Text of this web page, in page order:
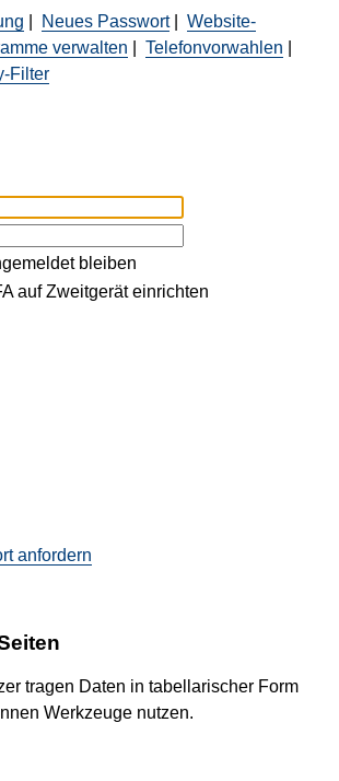
Neues Passwort| Website-
verwalten Telefonvorwahlen
Filter
bleiben
auf Zweitgerät einrichten
anfordern
tragen Daten in tabellarischer Form
Werkzeuge nutzen.